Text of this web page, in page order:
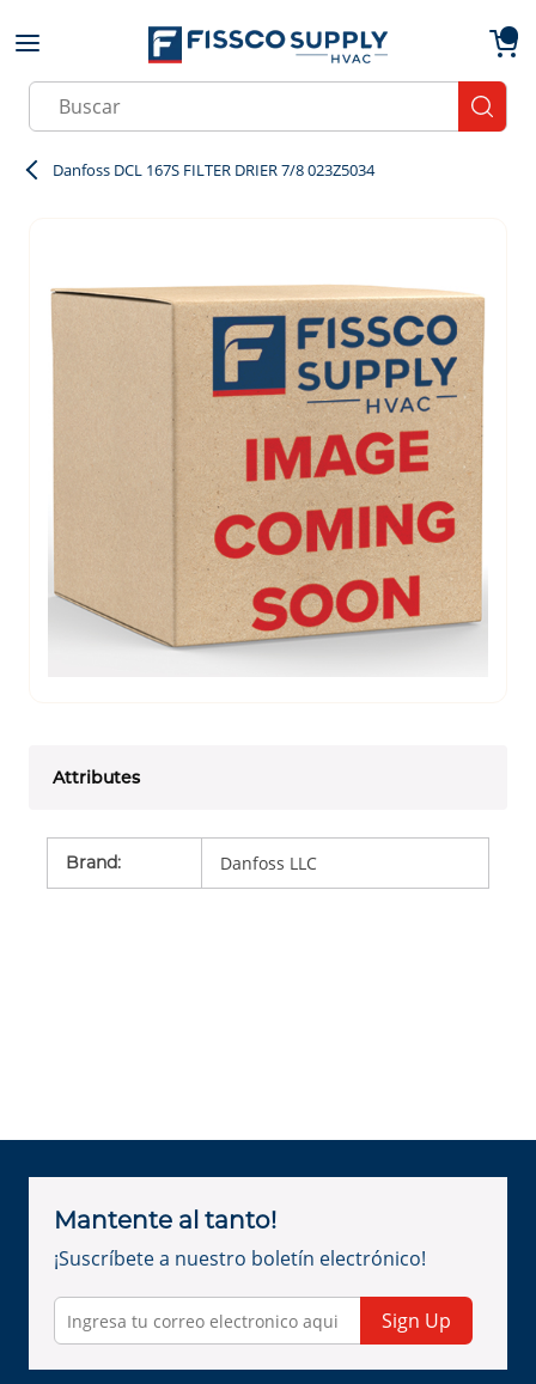
Skip to main content
Site Search
Danfoss DCL 167S FILTER DRIER 7/8 023Z5034
Attributes
Brand: Danfoss LLC
Mantente al tanto!
¡Suscríbete a nuestro boletín electrónico!
Sign Up